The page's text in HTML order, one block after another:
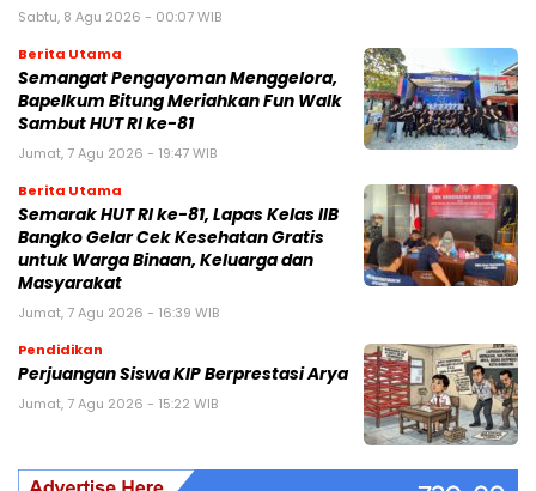
Sabtu, 8 Agu 2026 - 00:07 WIB
Berita Utama
Semangat Pengayoman Menggelora,
Bapelkum Bitung Meriahkan Fun Walk
Sambut HUT RI ke-81
Jumat, 7 Agu 2026 - 19:47 WIB
Berita Utama
Semarak HUT RI ke-81, Lapas Kelas IIB
Bangko Gelar Cek Kesehatan Gratis
untuk Warga Binaan, Keluarga dan
Masyarakat
Jumat, 7 Agu 2026 - 16:39 WIB
Pendidikan
Perjuangan Siswa KIP Berprestasi Arya
Jumat, 7 Agu 2026 - 15:22 WIB